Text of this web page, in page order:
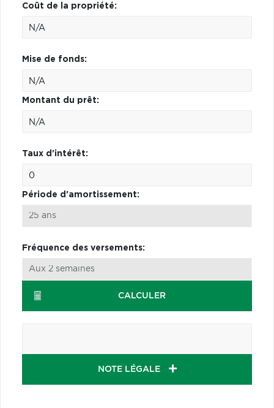
Coût de la propriété:
Mise de fonds:
Montant du prêt:
Taux d'intérêt:
Période d'amortissement:
Fréquence des versements:
CALCULER
NOTE LÉGALE